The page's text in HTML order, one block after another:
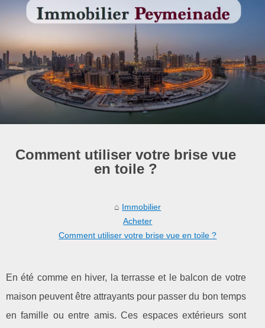
Comment utiliser votre brise vue
en toile ?
Immobilier
Acheter
Comment utiliser votre brise vue en toile ?
En été comme en hiver, la terrasse et le balcon de votre
maison peuvent être attrayants pour passer du bon temps
en famille ou entre amis. Ces espaces extérieurs sont